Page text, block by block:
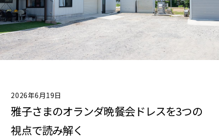
2026年6月19日
雅子さまのオランダ晩餐会ドレスを3つの
視点で読み解く